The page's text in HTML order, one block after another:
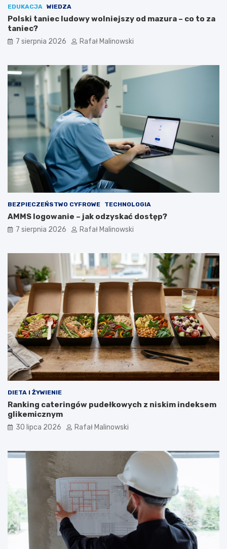
EDUKACJA WIEDZA
Polski taniec ludowy wolniejszy od mazura – co to za
taniec?
7 sierpnia 2026 Rafał Malinowski
BEZPIECZEŃSTWO CYFROWE TECHNOLOGIA
AMMS logowanie – jak odzyskać dostęp?
7 sierpnia 2026 Rafał Malinowski
DIETA I ŻYWIENIE
Ranking cateringów pudełkowych z niskim indeksem
glikemicznym
30 lipca 2026 Rafał Malinowski